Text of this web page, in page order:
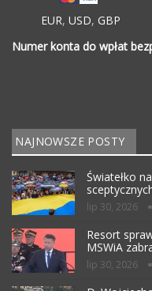
EUR, USD, GBP
Numer konta do wpłat
NAJNOWSZE POSTY
Światełko
lip 30, 2026
Resort
MSWiA
lip 30, 2026